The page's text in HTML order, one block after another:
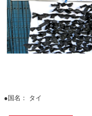
●国名： タイ